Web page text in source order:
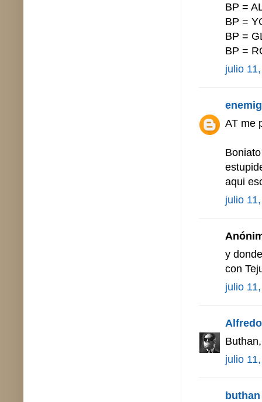
BP =
BP =
BP =
BP =
julio
AT me
aqui
julio
y
con
julio
julio
buthan